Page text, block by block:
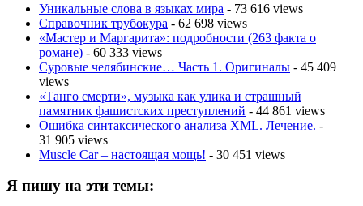
Уникальные слова в языках мира - 73 616 views
Справочник трубокура - 62 698 views
«Мастер и Маргарита»: подробности (263 факта о
романе) - 60 333 views
Суровые челябинские… Часть 1. Оригиналы - 45 409
views
«Танго смерти», музыка как улика и страшный
памятник фашистских преступлений - 44 861 views
Ошибка синтаксического анализа XML. Лечение. -
31 905 views
Muscle Car – настоящая мощь! - 30 451 views
Я пишу на эти темы: